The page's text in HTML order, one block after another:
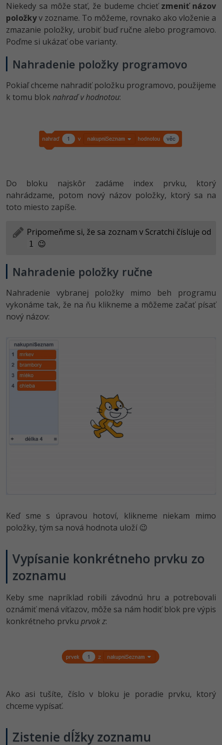
Time management
Fórum
Kybernetická bezpečnost
Windows
Inkscape
Fotografovanie -80%
Video
Ostatné
Niekedy sa môže stať, že budeme chcieť zmeniť názov
položkyv zozname. To môžeme, rovnako ako vloženie a
zmazanie položky, urobiť buď ručne alebo programovo.
Poďme si ukázať obe varianty.
Nahradenie položky programovo
Pokiaľ chceme nahradiť položku programovo, použijeme
k tomu bloknahraď v hodnotou:
Do bloku najskôr zadáme index prvku, ktorý
nahrádzame, potom nový názov položky, ktorý sa na
toto miesto zapíše.
Pripomeňme si, že sa zoznam v Scratchi čísluje od
1 😉
Nahradenie položky ručne
Nahradenie vybranej položky mimo beh programu
vykonáme tak, že na ňu klikneme a môžeme začať písať
nový názov:
Keď sme s úpravou hotoví, klikneme niekam mimo
položky, tým sa nová hodnota uloží 😉
Vypísanie konkrétneho prvku zo
zoznamu
Keby sme napríklad robili závodnú hru a potrebovali
oznámiť mená víťazov, môže sa nám hodiť blok pre výpis
konkrétneho prvku prvok z:
Ako asi tušíte, číslo v bloku je poradie prvku, ktorý
chceme vypísať.
Zistenie dĺžky zoznamu